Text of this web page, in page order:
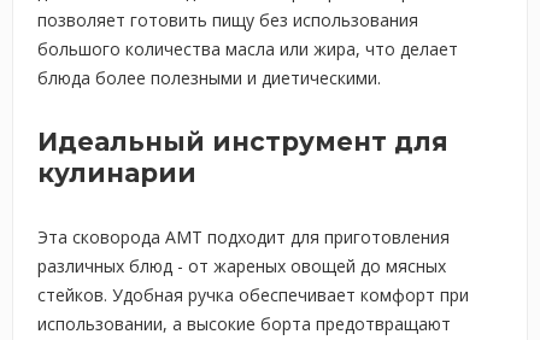
позволяет готовить пищу без использования
большого количества масла или жира, что делает
блюда более полезными и диетическими.
Идеальный инструмент для
кулинарии
Эта сковорода AMT подходит для приготовления
различных блюд - от жареных овощей до мясных
стейков. Удобная ручка обеспечивает комфорт при
использовании, а высокие борта предотвращают